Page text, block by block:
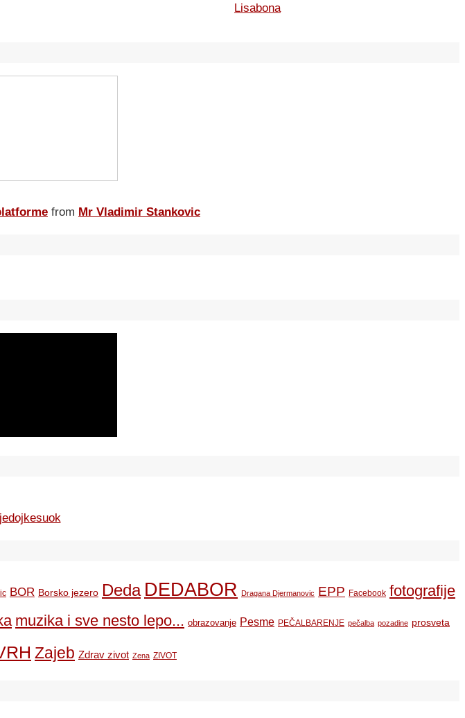
Lisabona
from Mr Vladimir Stankovic
BOR Borsko jezero Deda DEDABOR Dragana Djermanovic EPP Facebook fotografije
muzika i sve nesto lepo... obrazovanje Pesme PEČALBARENJE pečalba pozadine prosveta
Zajeb Zdrav zivot Zena ZIVOT